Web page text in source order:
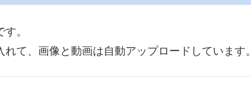
。
て、画像と動画は自動アップロードしています。